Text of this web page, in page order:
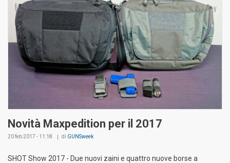
Novità Maxpedition per il 2017
20 feb 2017 - 11:18 di GUNSweek
SHOT Show 2017 - Due nuovi zaini e quattro nuove borse a